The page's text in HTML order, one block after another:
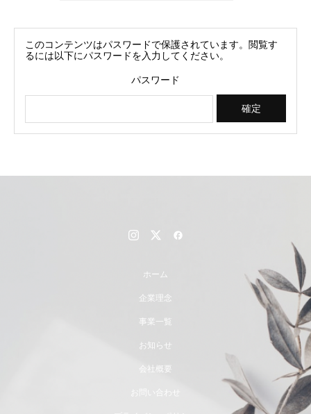
このコンテンツはパスワードで保護されています。閲覧す
るには以下にパスワードを入力してください。
パスワード
ホーム
企業理念
事業一覧
お知らせ
会社概要
お問い合わせ